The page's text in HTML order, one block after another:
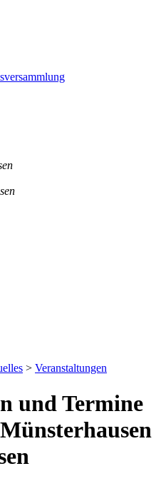
> Veranstaltungen
und Termine